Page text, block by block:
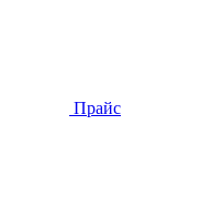
Прайс